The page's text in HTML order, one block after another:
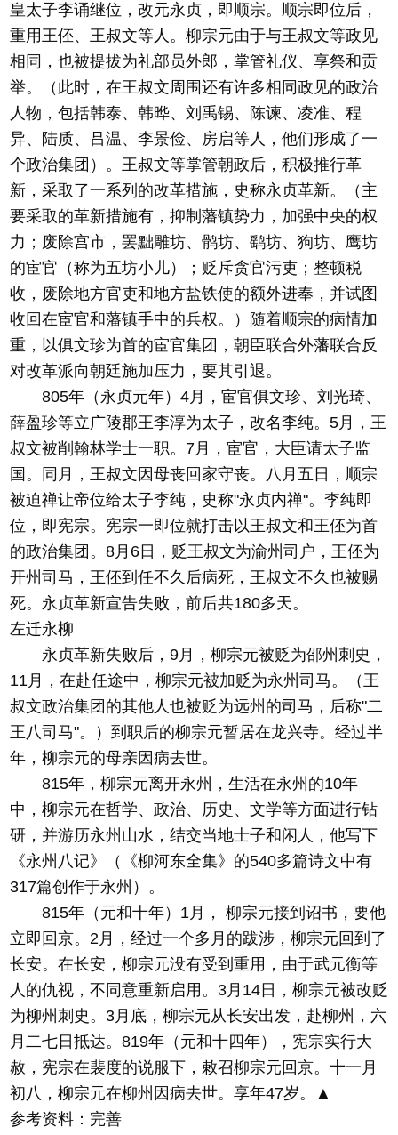
皇太子李诵继位，改元永贞，即顺宗。顺宗即位后，
重用王伾、王叔文等人。柳宗元由于与王叔文等政见
相同，也被提拔为礼部员外郎，掌管礼仪、享祭和贡
举。（此时，在王叔文周围还有许多相同政见的政治
人物，包括韩泰、韩晔、刘禹锡、陈谏、凌准、程
异、陆质、吕温、李景俭、房启等人，他们形成了一
个政治集团）。王叔文等掌管朝政后，积极推行革
新，采取了一系列的改革措施，史称永贞革新。（主
要采取的革新措施有，抑制藩镇势力，加强中央的权
力；废除宫市，罢黜雕坊、鹘坊、鹞坊、狗坊、鹰坊
的宦官（称为五坊小儿）；贬斥贪官污吏；整顿税
收，废除地方官吏和地方盐铁使的额外进奉，并试图
收回在宦官和藩镇手中的兵权。）随着顺宗的病情加
重，以俱文珍为首的宦官集团，朝臣联合外藩联合反
对改革派向朝廷施加压力，要其引退。
805年（永贞元年）4月，宦官俱文珍、刘光琦、
薛盈珍等立广陵郡王李淳为太子，改名李纯。5月，王
叔文被削翰林学士一职。7月，宦官，大臣请太子监
国。同月，王叔文因母丧回家守丧。八月五日，顺宗
被迫禅让帝位给太子李纯，史称"永贞内禅"。李纯即
位，即宪宗。宪宗一即位就打击以王叔文和王伾为首
的政治集团。8月6日，贬王叔文为渝州司户，王伾为
开州司马，王伾到任不久后病死，王叔文不久也被赐
死。永贞革新宣告失败，前后共180多天。
左迁永柳
永贞革新失败后，9月，柳宗元被贬为邵州刺史，
11月，在赴任途中，柳宗元被加贬为永州司马。（王
叔文政治集团的其他人也被贬为远州的司马，后称"二
王八司马"。）到职后的柳宗元暂居在龙兴寺。经过半
年，柳宗元的母亲因病去世。
815年，柳宗元离开永州，生活在永州的10年
中，柳宗元在哲学、政治、历史、文学等方面进行钻
研，并游历永州山水，结交当地士子和闲人，他写下
《永州八记》（《柳河东全集》的540多篇诗文中有
317篇创作于永州）。
815年（元和十年）1月， 柳宗元接到诏书，要他
立即回京。2月，经过一个多月的跋涉，柳宗元回到了
长安。在长安，柳宗元没有受到重用，由于武元衡等
人的仇视，不同意重新启用。3月14日，柳宗元被改贬
为柳州刺史。3月底，柳宗元从长安出发，赴柳州，六
月二七日抵达。819年（元和十四年），宪宗实行大
赦，宪宗在裴度的说服下，敕召柳宗元回京。十一月
初八，柳宗元在柳州因病去世。享年47岁。▲
参考资料：完善